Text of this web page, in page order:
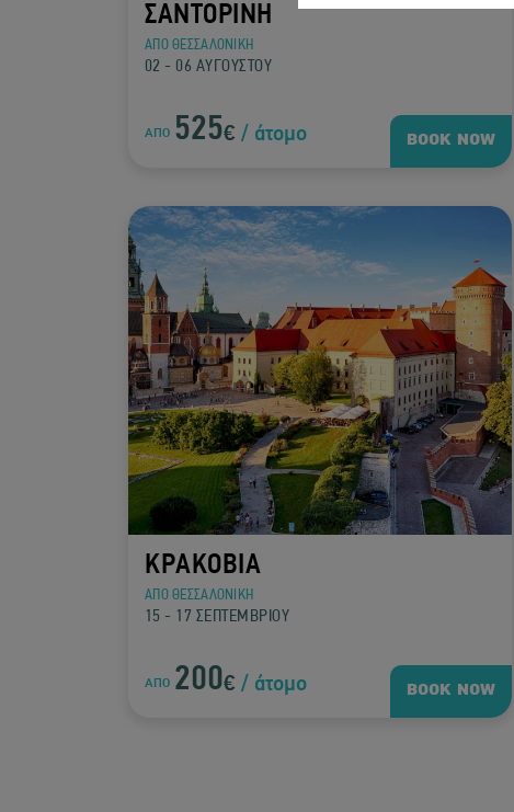
BOOK NOW
ΣΑΝΤΟΡΙΝΗ
ΑΠΟ ΘΕΣΣΑΛΟΝΙΚΗ
02 - 06 ΑΥΓΟΥΣΤΟΥ
ΑΠΟ 525€ / άτομο
BOOK NOW
ΚΡΑΚΟΒΙΑ
ΑΠΟ ΘΕΣΣΑΛΟΝΙΚΗ
15 - 17 ΣΕΠΤΕΜΒΡΙΟΥ
ΑΠΟ 200€ / άτομο